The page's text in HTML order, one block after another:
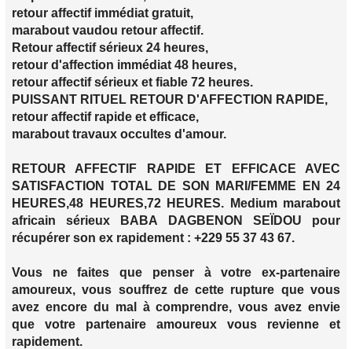
retour affectif immédiat gratuit,
marabout vaudou retour affectif.
Retour affectif sérieux 24 heures,
retour d'affection immédiat 48 heures,
retour affectif sérieux et fiable 72 heures.
PUISSANT RITUEL RETOUR D'AFFECTION RAPIDE,
retour affectif rapide et efficace,
marabout travaux occultes d'amour.
RETOUR AFFECTIF RAPIDE ET EFFICACE AVEC
SATISFACTION TOTAL DE SON MARI/FEMME EN 24
HEURES,48 HEURES,72 HEURES. Medium marabout
africain sérieux BABA DAGBENON SEÏDOU pour
récupérer son ex rapidement : +229 55 37 43 67.
Vous ne faites que penser à votre ex-partenaire
amoureux, vous souffrez de cette rupture que vous
avez encore du mal à comprendre, vous avez envie
que votre partenaire amoureux vous revienne et
rapidement.